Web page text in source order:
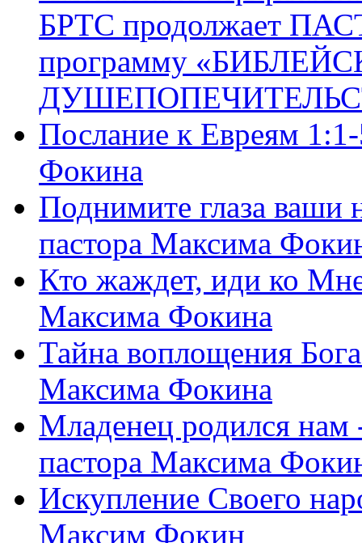
БРТС продолжает
программу
Послание к Евреям
Фокина
Поднимите глаза ваши
пастора Максима
Кто жаждет, иди ко
Максима Фокина
Тайна воплощения
Максима Фокина
Младенец родился
пастора Максима
Искупление Своего
Максим Фокин